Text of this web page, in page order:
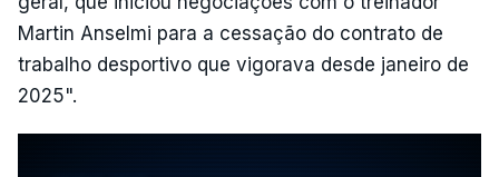
Martin Anselmi para a cessação do contrato de
trabalho desportivo que vigorava desde janeiro de
2025".